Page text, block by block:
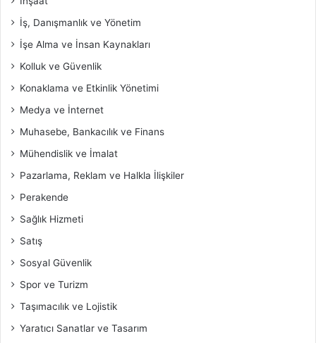
İş, Danışmanlık ve Yönetim
İşe Alma ve İnsan Kaynakları
Kolluk ve Güvenlik
Konaklama ve Etkinlik Yönetimi
Medya ve İnternet
Muhasebe, Bankacılık ve Finans
Mühendislik ve İmalat
Pazarlama, Reklam ve Halkla İlişkiler
Perakende
Sağlık Hizmeti
Satış
Sosyal Güvenlik
Spor ve Turizm
Taşımacılık ve Lojistik
Yaratıcı Sanatlar ve Tasarım